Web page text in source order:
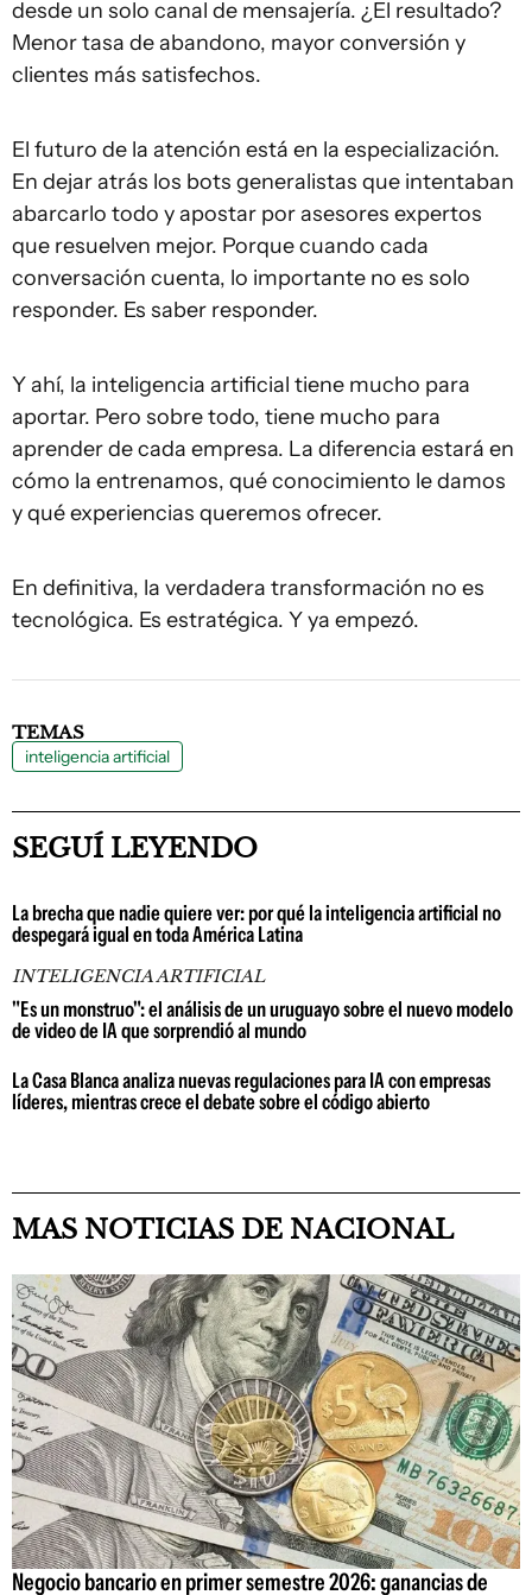
desde un solo canal de mensajería. ¿El resultado?
Menor tasa de abandono, mayor conversión y
clientes más satisfechos.
El futuro de la atención está en la especialización.
En dejar atrás los bots generalistas que intentaban
abarcarlo todo y apostar por asesores expertos
que resuelven mejor. Porque cuando cada
conversación cuenta, lo importante no es solo
responder. Es saber responder.
Y ahí, la inteligencia artificial tiene mucho para
aportar. Pero sobre todo, tiene mucho para
aprender de cada empresa. La diferencia estará en
cómo la entrenamos, qué conocimiento le damos
y qué experiencias queremos ofrecer.
En definitiva, la verdadera transformación no es
tecnológica. Es estratégica. Y ya empezó.
TEMAS
inteligencia artificial
SEGUÍ LEYENDO
La brecha que nadie quiere ver: por qué la inteligencia artificial no
despegará igual en toda América Latina
INTELIGENCIA ARTIFICIAL
"Es un monstruo": el análisis de un uruguayo sobre el nuevo modelo
de video de IA que sorprendió al mundo
La Casa Blanca analiza nuevas regulaciones para IA con empresas
líderes, mientras crece el debate sobre el código abierto
MAS NOTICIAS DE NACIONAL
Negocio bancario en primer semestre 2026: ganancias de